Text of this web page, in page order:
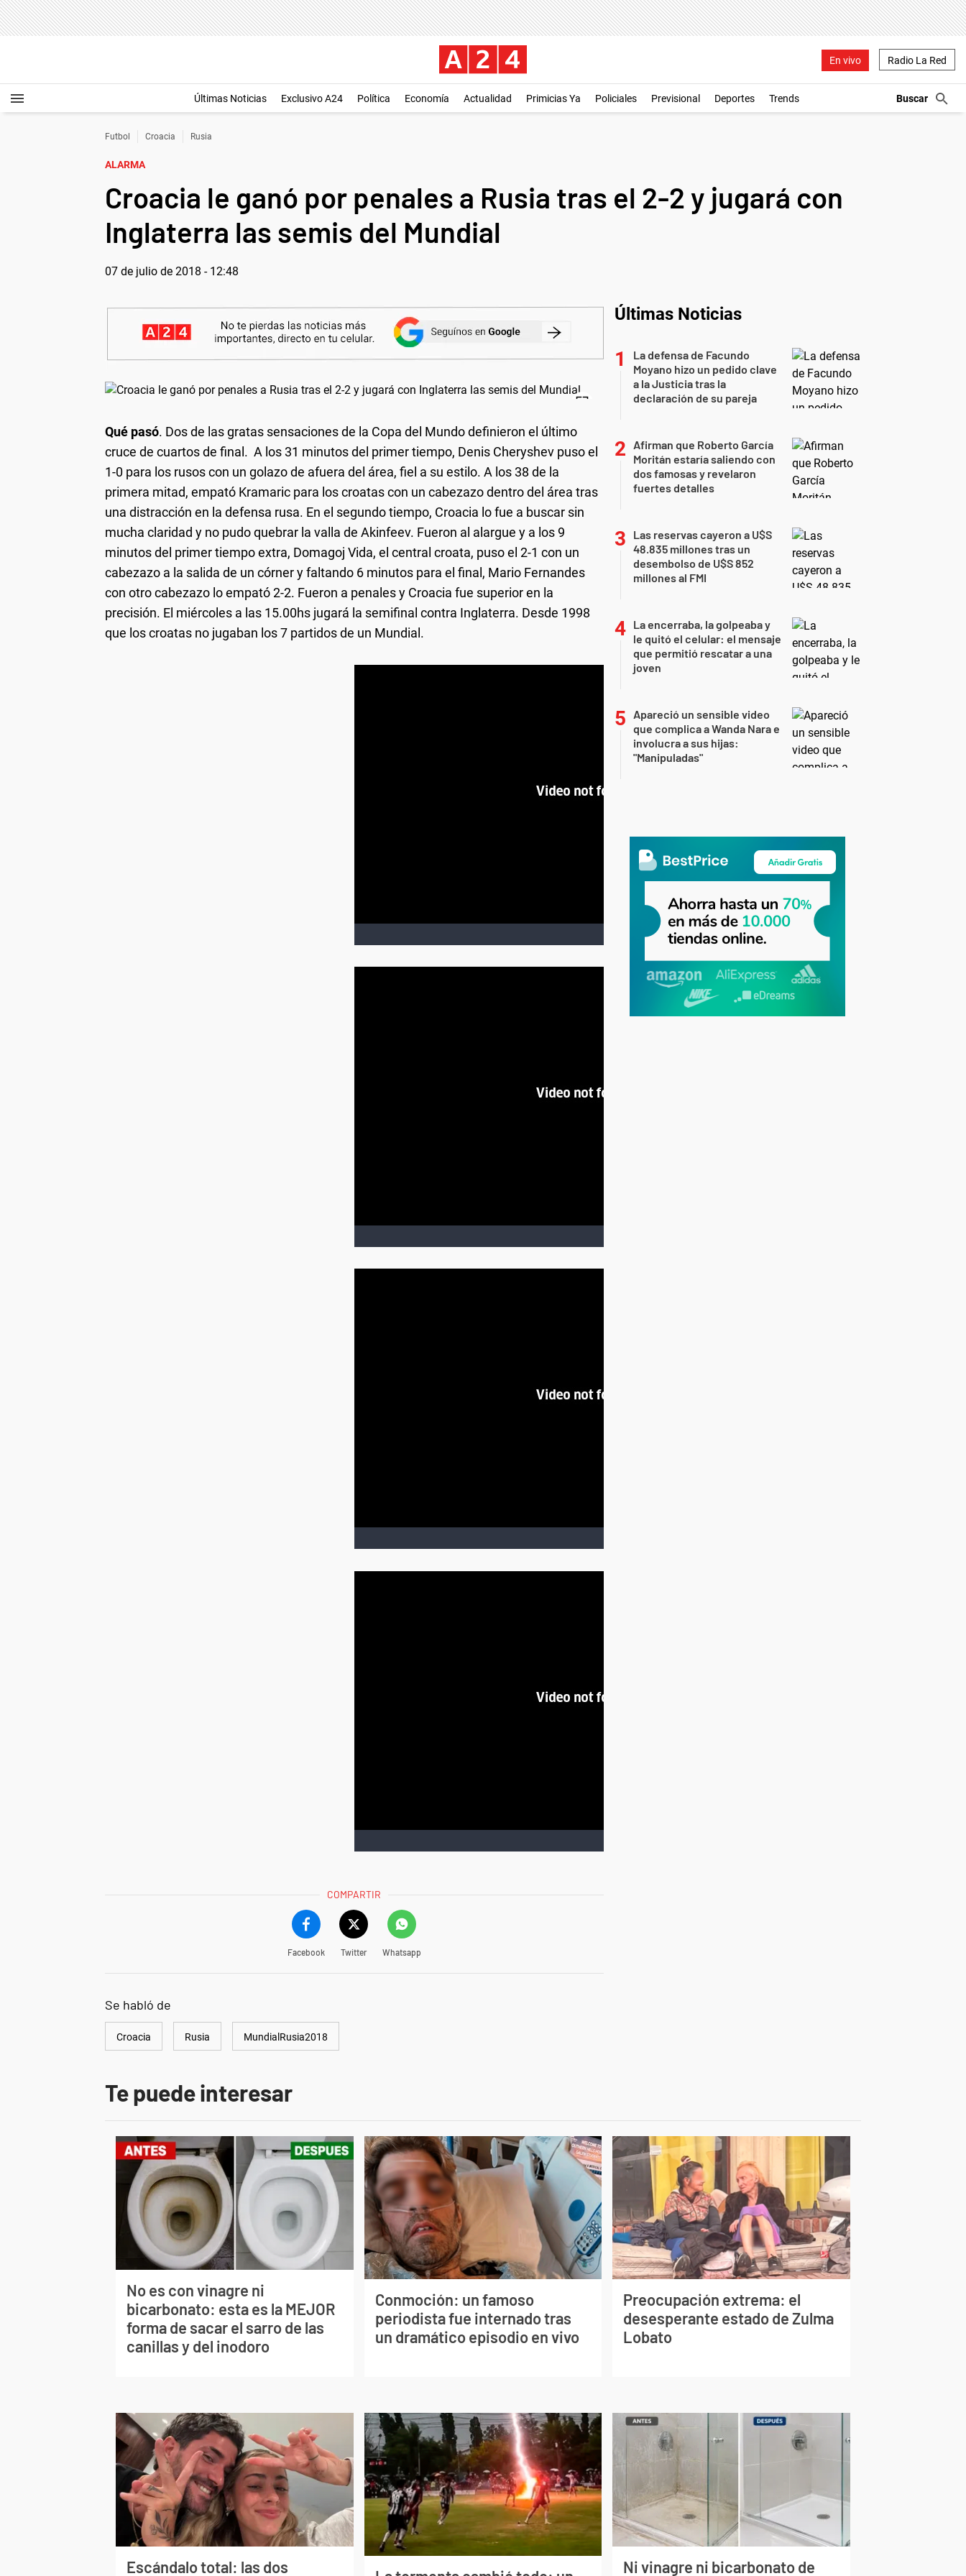
En vivo Radio La Red
Últimas Noticias Exclusivo A24 Política Economía Actualidad Primicias Ya Policiales Previsional Deportes Trends
Futbol Croacia Rusia
ALARMA
Croacia le ganó por penales a Rusia tras el 2-2 y jugará con
Inglaterra las semis del Mundial
07 de julio de 2018 - 12:48
Qué pasó. Dos de las gratas sensaciones de la Copa del Mundo definieron el último
cruce de cuartos de final. A los 31 minutos del primer tiempo, Denis Cheryshev puso el
1-0 para los rusos con un golazo de afuera del área, fiel a su estilo. A los 38 de la
primera mitad, empató Kramaric para los croatas con un cabezazo dentro del área tras
una distracción en la defensa rusa. En el segundo tiempo, Croacia lo fue a buscar sin
mucha claridad y no pudo quebrar la valla de Akinfeev. Fueron al alargue y a los 9
minutos del primer tiempo extra, Domagoj Vida, el central croata, puso el 2-1 con un
cabezazo a la salida de un córner y faltando 6 minutos para el final, Mario Fernandes
con otro cabezazo lo empató 2-2. Fueron a penales y Croacia fue superior en la
precisión. El miércoles a las 15.00hs jugará la semifinal contra Inglaterra. Desde 1998
que los croatas no jugaban los 7 partidos de un Mundial.
COMPARTIR
Facebook Twitter Whatsapp
Se habló de
Croacia Rusia MundialRusia2018
Últimas Noticias
La defensa de Facundo
Moyano hizo un pedido clave
a la Justicia tras la
declaración de su pareja
Afirman que Roberto García
Moritán estaría saliendo con
dos famosas y revelaron
fuertes detalles
Las reservas cayeron a U$S
48.835 millones tras un
desembolso de U$S 852
millones al FMI
La encerraba, la golpeaba y
le quitó el celular: el mensaje
que permitió rescatar a una
joven
Apareció un sensible video
que complica a Wanda Nara e
involucra a sus hijas:
"Manipuladas"
Te puede interesar
No es con vinagre ni
bicarbonato: esta es la MEJOR
forma de sacar el sarro de las
canillas y del inodoro
Conmoción: un famoso
periodista fue internado tras
un dramático episodio en vivo
Preocupación extrema: el
desesperante estado de Zulma
Lobato
Escándalo total: las dos Ni vinagre ni bicarbonato de